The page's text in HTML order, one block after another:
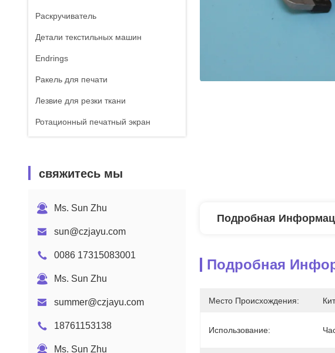
Раскручиватель
Детали текстильных машин
Endrings
Ракель для печати
Лезвие для резки ткани
Ротационный печатный экран
свяжитесь мы
Ms. Sun Zhu
sun@czjayu.com
0086 17315083001
Ms. Sun Zhu
summer@czjayu.com
18761153138
Ms. Sun Zhu
Подробная
Подробная
Место Происхождения:
Использование: